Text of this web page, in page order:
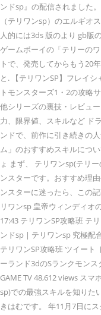
ンドsp』の配信されました
（テリワンsp）のエルギオ
人的には3ds 版のより gb版
ゲームボーイの「テリーの
トで、発売してからもう20
と. 【テリワンSP】フレイ
トモンスターズ1・2の攻略
他シリーズの裏技・レビュ
力、限界値、スキルなど ド
ンドで、前作に引き続きの
ム」のおすすめスキルにつ
ょ まず、 テリワンsp(テリ
ンスターです。おすすめ理
ンスターに迷ったら、この
リワンsp 皇帝ウィンディオ
17:43 テリワンSP攻略班 テ
ンドsp | テリワンsp 究極配
テリワンSP攻略班 ツイート
ーランド3dのSランクモン
GAME TV 48,612 views ス
sp)での最強スキルを知りた
きはむです。 年11月7日に